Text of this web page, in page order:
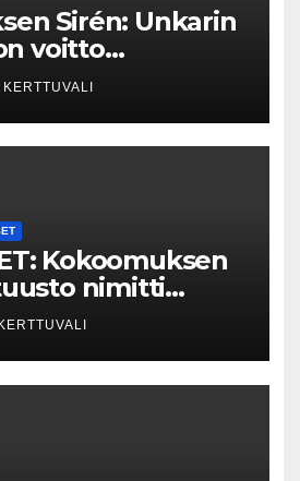
Sirén: Unkarin
voitto
KERTTUVALI
Kokoomuksen
nimitti
Maggie
KERTTUVALI